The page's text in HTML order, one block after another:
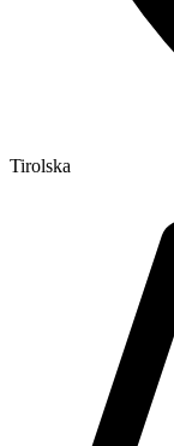
Tirolska